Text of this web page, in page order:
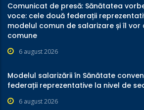
Comunicat de presă: Sănătatea
voce: cele două federații
modelul comun de salarizare și îl
comune
6 august 2026
Modelul salarizării în Sănătate
federații reprezentative la nivel de
6 august 2026